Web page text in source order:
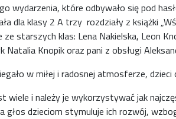
wydarzenia, które odbywało się pod
dla klasy 2 A trzy rozdziały z książki
starszych klas: Lena Nakielska, Leon
Natalia Knopik oraz pani z obsługi
w miłej i radosnej atmosferze,
wiele i należy je wykorzystywać jak
głos dzieciom stymuluje ich rozwój,